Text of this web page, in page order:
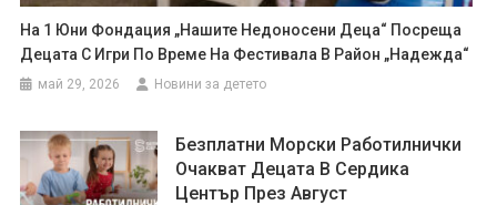
На 1 Юни Фондация „Нашите Недоносени Деца“ Посреща
Децата С Игри По Време На Фестивала В Район „Надежда“
май 29, 2026 Новини за детето
Безплатни Морски Работилнички
Очакват Децата В Сердика
Център През Август